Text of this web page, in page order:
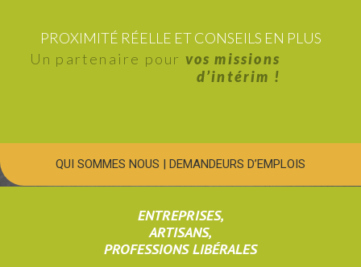
PROXIMITÉ RÉELLE ET CONSEILS EN PLUS
Un partenaire pour vos missions
d’intérim !
QUI SOMMES NOUS | DEMANDEURS D’EMPLOIS
ENTREPRISES,
ARTISANS,
PROFESSIONS LIBÉRALES